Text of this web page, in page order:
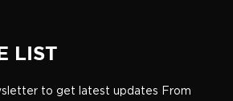
LIST
to get latest updates From